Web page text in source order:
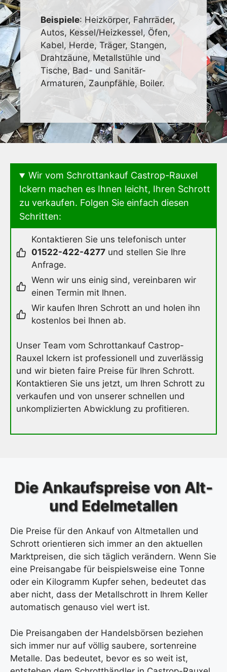
Beispiele: Heizkörper, Fahrräder,
Autos, Kessel/Heizkessel, Öfen,
Kabel, Herde, Träger, Stangen,
Drahtzäune, Metallstühle und
Tische, Bad- und Sanitär-
Armaturen, Zaunpfähle, Boiler.
Wir vom Schrottankauf Castrop-Rauxel
Ickern machen es Ihnen leicht, Ihren Schrott
zu verkaufen. Folgen Sie einfach diesen
Schritten:
Kontaktieren Sie uns telefonisch unter
01522-422-4277 und stellen Sie Ihre
Anfrage.
Wenn wir uns einig sind, vereinbaren wir
einen Termin mit Ihnen.
Wir kaufen Ihren Schrott an und holen ihn
kostenlos bei Ihnen ab.
Unser Team vom Schrottankauf Castrop-
Rauxel Ickern ist professionell und zuverlässig
und wir bieten faire Preise für Ihren Schrott.
Kontaktieren Sie uns jetzt, um Ihren Schrott zu
verkaufen und von unserer schnellen und
unkomplizierten Abwicklung zu profitieren.
Die Ankaufspreise von Alt-
und Edelmetallen
Die Preise für den Ankauf von Altmetallen und
Schrott orientieren sich immer an den aktuellen
Marktpreisen, die sich täglich verändern. Wenn Sie
eine Preisangabe für beispielsweise eine Tonne
oder ein Kilogramm Kupfer sehen, bedeutet das
aber nicht, dass der Metallschrott in Ihrem Keller
automatisch genauso viel wert ist.
Die Preisangaben der Handelsbörsen beziehen
sich immer nur auf völlig saubere, sortenreine
Metalle. Das bedeutet, bevor es so weit ist,